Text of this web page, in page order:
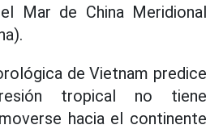
Mar de China Meridional
de Vietnam predice
tropical no tiene
hacia el continente